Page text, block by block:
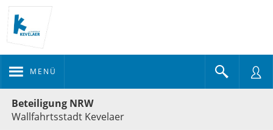
MENÜ
Beteiligung NRW
Wallfahrtsstadt Kevelaer